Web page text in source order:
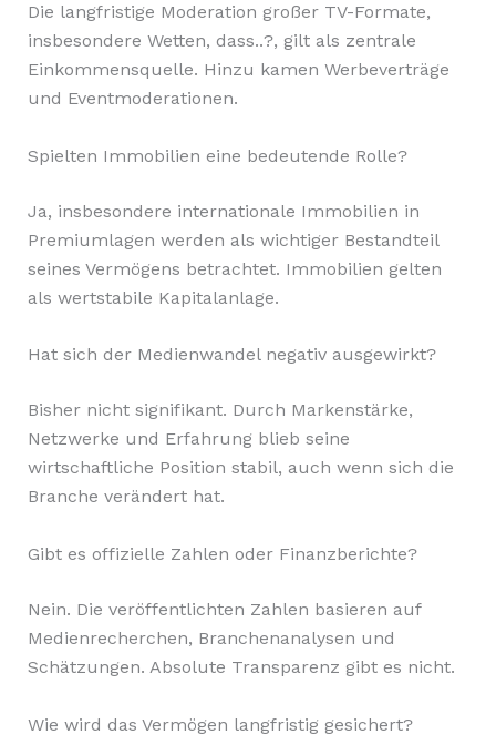
Die langfristige Moderation großer TV-Formate,
insbesondere Wetten, dass..?, gilt als zentrale
Einkommensquelle. Hinzu kamen Werbeverträge
und Eventmoderationen.
Spielten Immobilien eine bedeutende Rolle?
Ja, insbesondere internationale Immobilien in
Premiumlagen werden als wichtiger Bestandteil
seines Vermögens betrachtet. Immobilien gelten
als wertstabile Kapitalanlage.
Hat sich der Medienwandel negativ ausgewirkt?
Bisher nicht signifikant. Durch Markenstärke,
Netzwerke und Erfahrung blieb seine
wirtschaftliche Position stabil, auch wenn sich die
Branche verändert hat.
Gibt es offizielle Zahlen oder Finanzberichte?
Nein. Die veröffentlichten Zahlen basieren auf
Medienrecherchen, Branchenanalysen und
Schätzungen. Absolute Transparenz gibt es nicht.
Wie wird das Vermögen langfristig gesichert?